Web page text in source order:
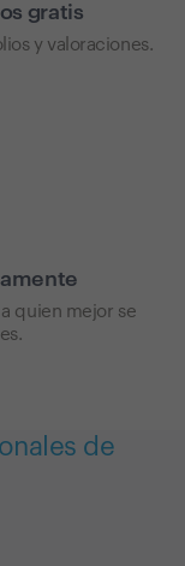
gratis
y valoraciones.
quien mejor se
de